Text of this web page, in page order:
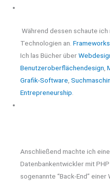
Während dessen schaute
Technologien an.Frameworks
Ich las Bücher über
Benutzeroberflächendesign ,
Grafik-Software ,
Entrepreneurship
Anschließend machte ich
Datenbankentwickler mit
sogenannte “Back-End” einer